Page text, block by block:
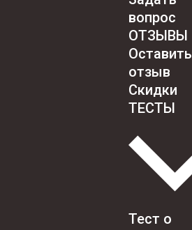
вопрос
ОТЗЫВЫ
Оставить
отзыв
Скидки
ТЕСТЫ
Тест о